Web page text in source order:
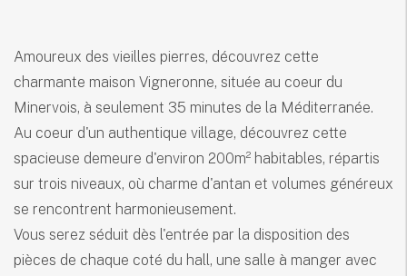
Amoureux des vieilles pierres, découvrez cette
charmante maison Vigneronne, située au coeur du
Minervois, à seulement 35 minutes de la Méditerranée.
Au coeur d'un authentique village, découvrez cette
spacieuse demeure d'environ 200m² habitables, répartis
sur trois niveaux, où charme d'antan et volumes généreux
se rencontrent harmonieusement.
Vous serez séduit dès l'entrée par la disposition des
pièces de chaque coté du hall, une salle à manger avec